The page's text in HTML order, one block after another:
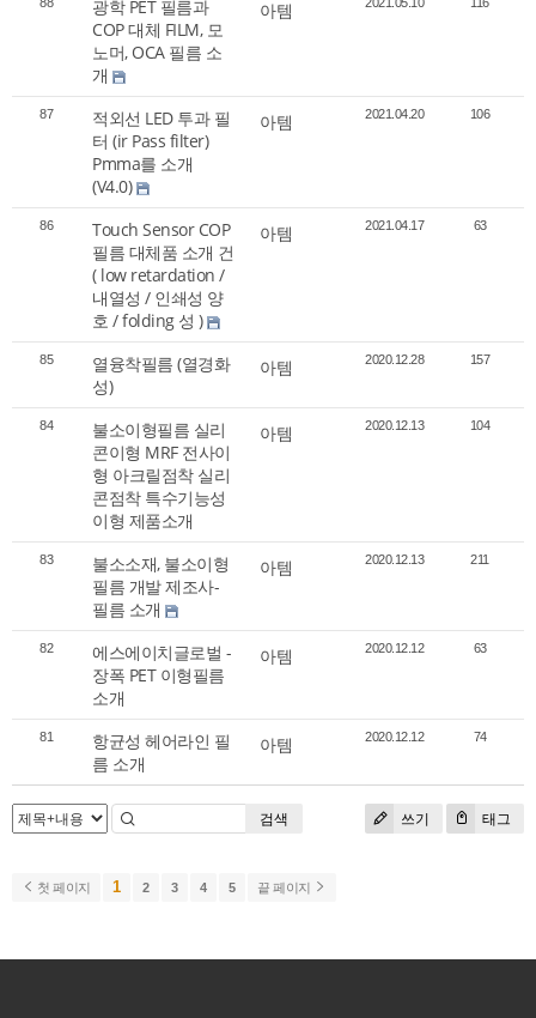
광학 PET 필름과
COP 대체 FILM, 모
노머, OCA 필름 소
개
아템
87
적외선 LED 투과 필
터 (ir Pass filter)
Pmma를 소개
(V4.0)
아템 2021.04.20 106
86
Touch Sensor COP
필름 대체품 소개 건
( low retardation /
내열성 / 인쇄성 양
호 / folding 성 )
아템 2021.04.17 63
85
열융착필름 (열경화
성)
아템 2020.12.28 157
84
불소이형필름 실리
콘이형 MRF 전사이
형 아크릴점착 실리
콘점착 특수기능성
이형 제품소개
아템 2020.12.13 104
83
불소소재, 불소이형
필름 개발 제조사-
필름 소개
아템 2020.12.13 211
82
에스에이치글로벌 -
장폭 PET 이형필름
소개
아템 2020.12.12 63
81
항균성 헤어라인 필
름 소개
아템 2020.12.12 74
쓰기 태그
검색
첫 페이지 1 2 3 4 5 끝 페이지